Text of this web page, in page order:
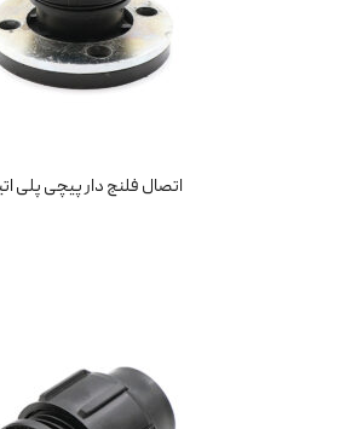
اتصال فلنج دار پیچی پلی اتیلن